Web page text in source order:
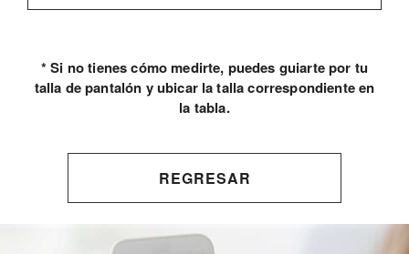
* Si no tienes cómo medirte, puedes guiarte por tu
talla de pantalón y ubicar la talla correspondiente en
la tabla.
REGRESAR